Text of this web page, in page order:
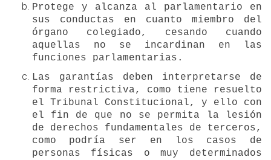
Protege y alcanza al parlamentario en
sus conductas en cuanto miembro del
órgano colegiado, cesando cuando
aquellas no se incardinan en las
funciones parlamentarias.
Las garantías deben interpretarse de
forma restrictiva, como tiene resuelto
el Tribunal Constitucional, y ello con
el fin de que no se permita la lesión
de derechos fundamentales de terceros,
como podría ser en los casos de
personas físicas o muy determinados